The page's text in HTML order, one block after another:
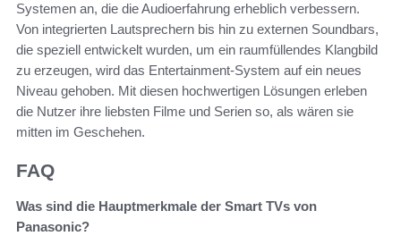
Systemen an, die die Audioerfahrung erheblich verbessern.
Von integrierten Lautsprechern bis hin zu externen Soundbars,
die speziell entwickelt wurden, um ein raumfüllendes Klangbild
zu erzeugen, wird das Entertainment-System auf ein neues
Niveau gehoben. Mit diesen hochwertigen Lösungen erleben
die Nutzer ihre liebsten Filme und Serien so, als wären sie
mitten im Geschehen.
FAQ
Was sind die Hauptmerkmale der Smart TVs von
Panasonic?